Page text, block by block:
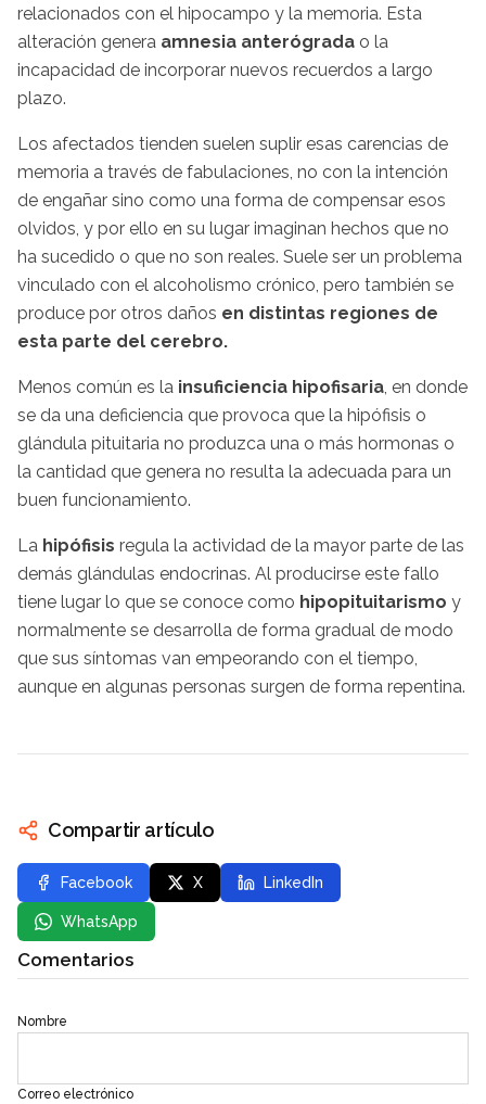
relacionados con el hipocampo y la memoria. Esta
alteración genera amnesia anterógrada o la
incapacidad de incorporar nuevos recuerdos a largo
plazo.
Los afectados tienden suelen suplir esas carencias de
memoria a través de fabulaciones, no con la intención
de engañar sino como una forma de compensar esos
olvidos, y por ello en su lugar imaginan hechos que no
ha sucedido o que no son reales. Suele ser un problema
vinculado con el alcoholismo crónico, pero también se
produce por otros daños en distintas regiones de
esta parte del cerebro.
Menos común es la insuficiencia hipofisaria, en donde
se da una deficiencia que provoca que la hipófisis o
glándula pituitaria no produzca una o más hormonas o
la cantidad que genera no resulta la adecuada para un
buen funcionamiento.
La hipófisis regula la actividad de la mayor parte de las
demás glándulas endocrinas. Al producirse este fallo
tiene lugar lo que se conoce como hipopituitarismo y
normalmente se desarrolla de forma gradual de modo
que sus síntomas van empeorando con el tiempo,
aunque en algunas personas surgen de forma repentina.
Compartir artículo
Facebook X LinkedIn
WhatsApp
Comentarios
Nombre
Correo electrónico